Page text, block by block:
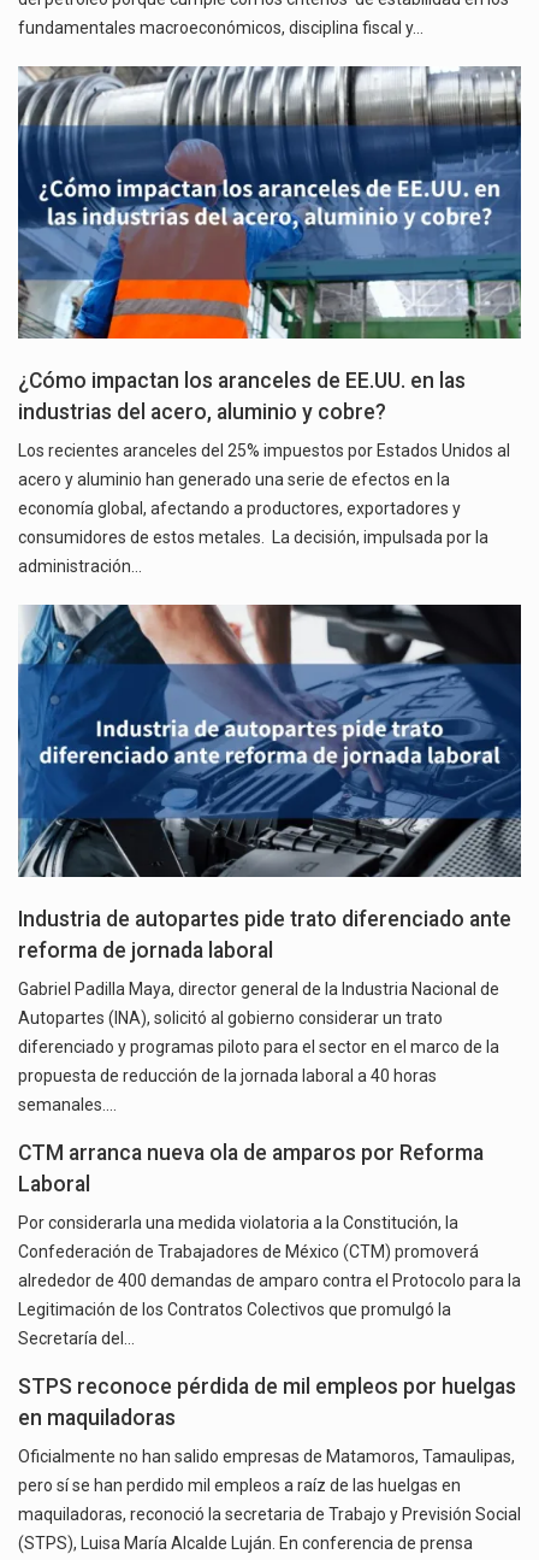
fundamentales macroeconómicos, disciplina fiscal y…
¿Cómo impactan los aranceles de EE.UU. en las
industrias del acero, aluminio y cobre?
Los recientes aranceles del 25% impuestos por Estados Unidos al
acero y aluminio han generado una serie de efectos en la
economía global, afectando a productores, exportadores y
consumidores de estos metales. La decisión, impulsada por la
administración…
Industria de autopartes pide trato diferenciado ante
reforma de jornada laboral
Gabriel Padilla Maya, director general de la Industria Nacional de
Autopartes (INA), solicitó al gobierno considerar un trato
diferenciado y programas piloto para el sector en el marco de la
propuesta de reducción de la jornada laboral a 40 horas
semanales.…
CTM arranca nueva ola de amparos por Reforma
Laboral
Por considerarla una medida violatoria a la Constitución, la
Confederación de Trabajadores de México (CTM) promoverá
alrededor de 400 demandas de amparo contra el Protocolo para la
Legitimación de los Contratos Colectivos que promulgó la
Secretaría del…
STPS reconoce pérdida de mil empleos por huelgas
en maquiladoras
Oficialmente no han salido empresas de Matamoros, Tamaulipas,
pero sí se han perdido mil empleos a raíz de las huelgas en
maquiladoras, reconoció la secretaria de Trabajo y Previsión Social
(STPS), Luisa María Alcalde Luján. En conferencia de prensa